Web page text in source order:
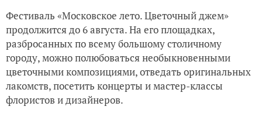
Фестиваль «Московское лето. Цветочный джем»
продолжится до 6 августа. На его площадках,
разбросанных по всему большому столичному
городу, можно полюбоваться необыкновенными
цветочными композициями, отведать оригинальных
лакомств, посетить концерты и мастер-классы
флористов и дизайнеров.